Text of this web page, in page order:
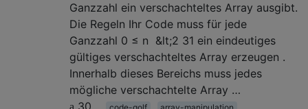
Ganzzahl ein verschachteltes Array ausgibt.
Die Regeln Ihr Code muss für jede
Ganzzahl 0 ‌≤ n ‌ &lt;2 31 ein eindeutiges
gültiges verschachteltes Array erzeugen .
Innerhalb dieses Bereichs muss jedes
mögliche verschachtelte Array …
30